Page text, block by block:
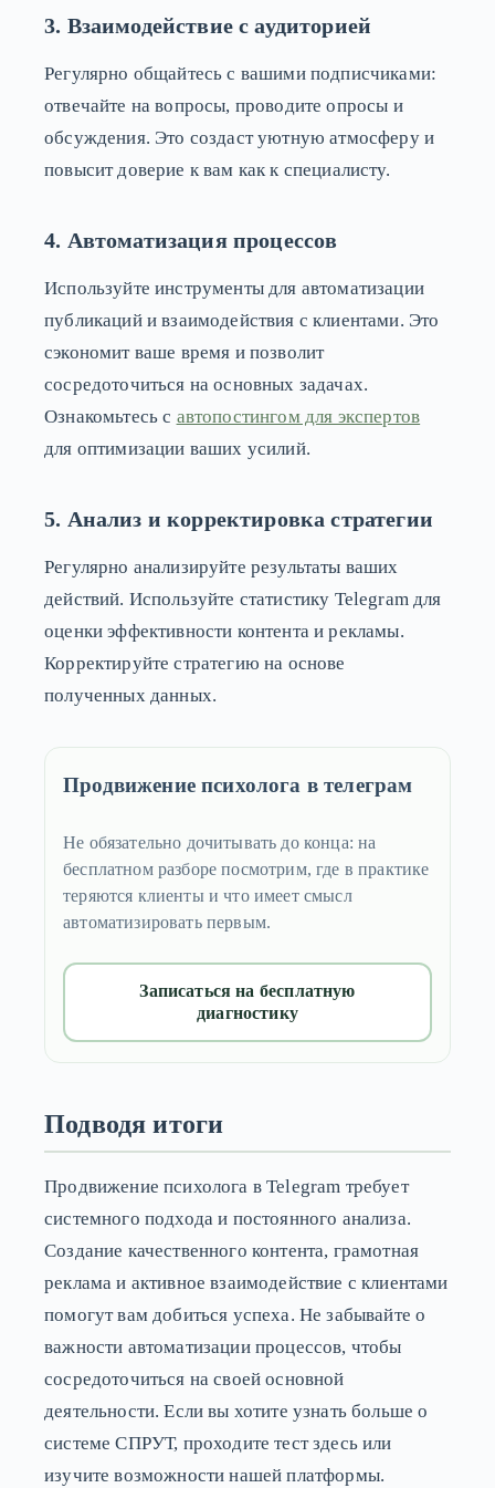
3. Взаимодействие с аудиторией
Регулярно общайтесь с вашими подписчиками:
отвечайте на вопросы, проводите опросы и
обсуждения. Это создаст уютную атмосферу и
повысит доверие к вам как к специалисту.
4. Автоматизация процессов
Используйте инструменты для автоматизации
публикаций и взаимодействия с клиентами. Это
сэкономит ваше время и позволит
сосредоточиться на основных задачах.
Ознакомьтесь с автопостингом для экспертов
для оптимизации ваших усилий.
5. Анализ и корректировка стратегии
Регулярно анализируйте результаты ваших
действий. Используйте статистику Telegram для
оценки эффективности контента и рекламы.
Корректируйте стратегию на основе
полученных данных.
Продвижение психолога в телеграм
Не обязательно дочитывать до конца: на
бесплатном разборе посмотрим, где в практике
теряются клиенты и что имеет смысл
автоматизировать первым.
Записаться на бесплатную
диагностику
Подводя итоги
Продвижение психолога в Telegram требует
системного подхода и постоянного анализа.
Создание качественного контента, грамотная
реклама и активное взаимодействие с клиентами
помогут вам добиться успеха. Не забывайте о
важности автоматизации процессов, чтобы
сосредоточиться на своей основной
деятельности. Если вы хотите узнать больше о
системе СПРУТ, проходите тест здесь или
изучите возможности нашей платформы.